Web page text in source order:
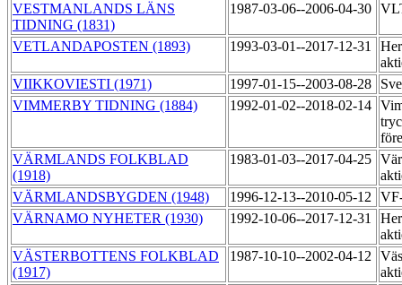
VESTMANLANDS LÄNS
TIDNING (1831)
1987-03-06--2006-04-30
VETLANDAPOSTEN (1893) 1993-03-01--2017-12-31
VIIKKOVIESTI (1971)
1997-01-15--2003-08-28
VIMMERBY TIDNING (1884)
1992-01-02--2018-02-14
VÄRMLANDS FOLKBLAD
(1918)
1983-01-03--2017-04-25
VÄRMLANDSBYGDEN (1948)
1996-12-13--2010-05-12
VÄRNAMO NYHETER (1930)
1992-10-06--2017-12-31
VÄSTERBOTTENS FOLKBLAD
(1917)
1987-10-10--2002-04-12